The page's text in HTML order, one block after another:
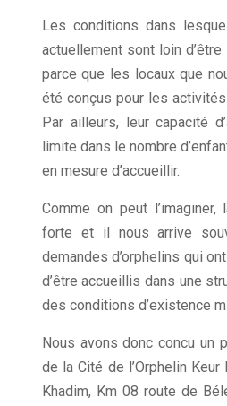
Les conditions dans
actuellement sont loin
parce que les locaux que
été conçus pour les
Par ailleurs, leur capacité
limite dans le nombre
en mesure d’accueillir.
Comme on peut
forte et il nous arrive
demandes d’orphelins qui
d’être accueillis dans une
des conditions d’existence
Nous avons donc concu un
de la Cité de l’Orphelin Keur
Khadim, Km 08 route de